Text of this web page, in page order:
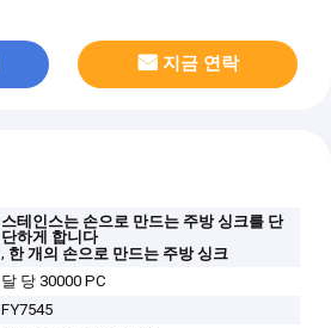
지금 연락
스테인스는 손으로 만드는 주방 싱크를 단
단하게 합니다
, 한 개의 손으로 만드는 주방 싱크
달 당 30000 PC
FY7545